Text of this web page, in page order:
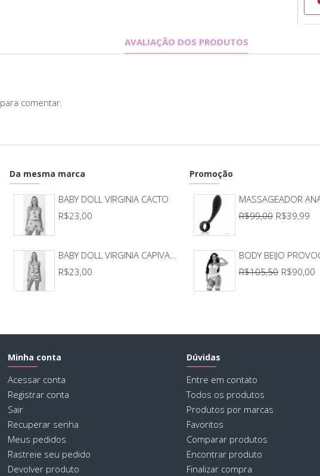
-
-
AVALIAÇÃO DOS PRODUTOS
para comentar.
Da mesma marca
BABY DOLL VIRGINIA CACTO
R$23,00
R$23,00
Promoção
R$39,99
R$99,00
R$90,00
R$105,50
Minha conta
Acessar conta
Registrar conta
Sair
Recuperar senha
Meus pedidos
Rastreie seu pedido
Devolver produto
Dúvidas
Entre em contato
Todos os produtos
Produtos por marcas
Favoritos
Comparar produtos
Encontrar produto
Finalizar compra